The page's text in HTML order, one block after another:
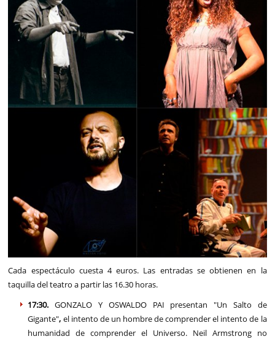
Cada espectáculo cuesta 4 euros. Las entradas se obtienen en la
taquilla del teatro a partir las 16.30 horas.
17:30. GONZALO Y OSWALDO PAI presentan "Un Salto de
Gigante", el intento de un hombre de comprender el intento de la
humanidad de comprender el Universo. Neil Armstrong no